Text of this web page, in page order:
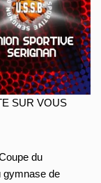
SUR VOUS
du
gymnase de